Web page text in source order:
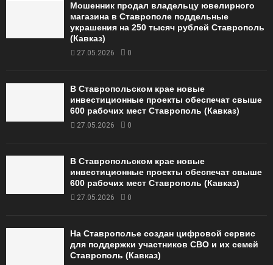
Мошенник продал владельцу ювелирного
магазина в Ставрополе поддельные
украшения на 250 тысяч рублей Ставрополь
(Кавказ)
27.05.2026 0
В Ставропольском крае новые
инвестиционные проекты обеспечат свыше
600 рабочих мест Ставрополь (Кавказ)
27.05.2026 0
В Ставропольском крае новые
инвестиционные проекты обеспечат свыше
600 рабочих мест Ставрополь (Кавказ)
27.05.2026 0
На Ставрополье создан цифровой сервис
для поддержки участников СВО и их семей
Ставрополь (Кавказ)